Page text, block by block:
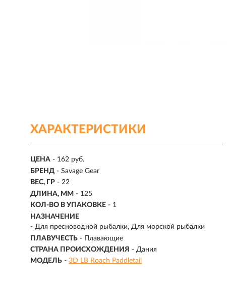
ХАРАКТЕРИСТИКИ
ЦЕНА - 162 руб.
БРЕНД - Savage Gear
ВЕС, ГР - 22
ДЛИНА, ММ - 125
КОЛ-ВО В УПАКОВКЕ - 1
НАЗНАЧЕНИЕ
- Для пресноводной рыбалки, Для морской рыбалки
ПЛАВУЧЕСТЬ - Плавающие
СТРАНА ПРОИСХОЖДЕНИЯ - Дания
МОДЕЛЬ - 3D LB Roach Paddletail